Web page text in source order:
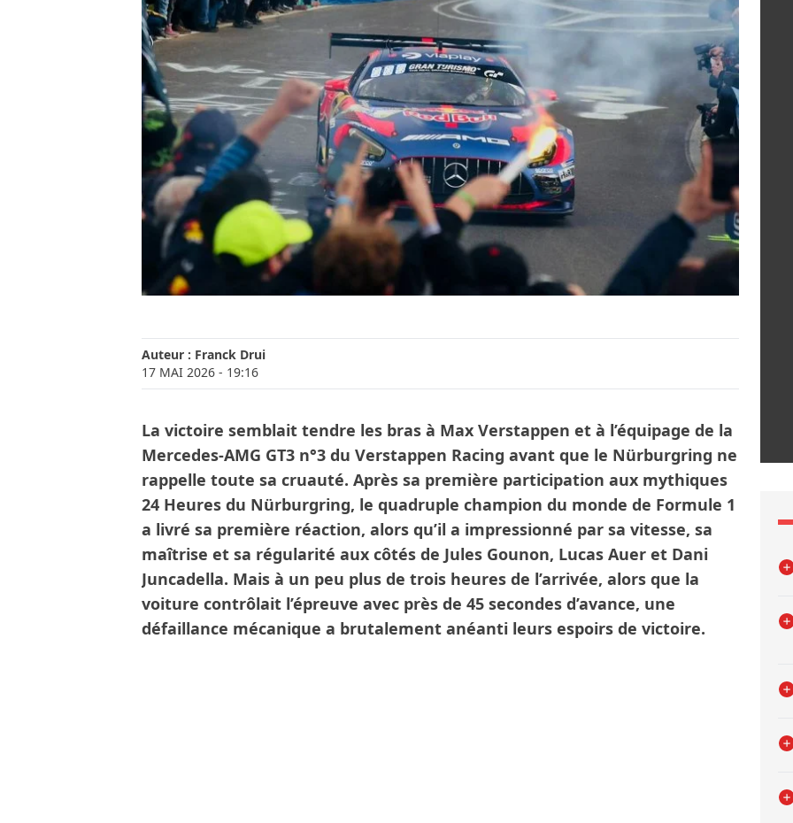
Auteur : Franck Drui
17 MAI 2026 - 19:16
La victoire semblait tendre les bras à Max Verstappen et à l’équipage de la
Mercedes-AMG GT3 n°3 du Verstappen Racing avant que le Nürburgring ne
rappelle toute sa cruauté. Après sa première participation aux mythiques
24 Heures du Nürburgring, le quadruple champion du monde de Formule 1
a livré sa première réaction, alors qu’il a impressionné par sa vitesse, sa
maîtrise et sa régularité aux côtés de Jules Gounon, Lucas Auer et Dani
Juncadella. Mais à un peu plus de trois heures de l’arrivée, alors que la
voiture contrôlait l’épreuve avec près de 45 secondes d’avance, une
défaillance mécanique a brutalement anéanti leurs espoirs de victoire.